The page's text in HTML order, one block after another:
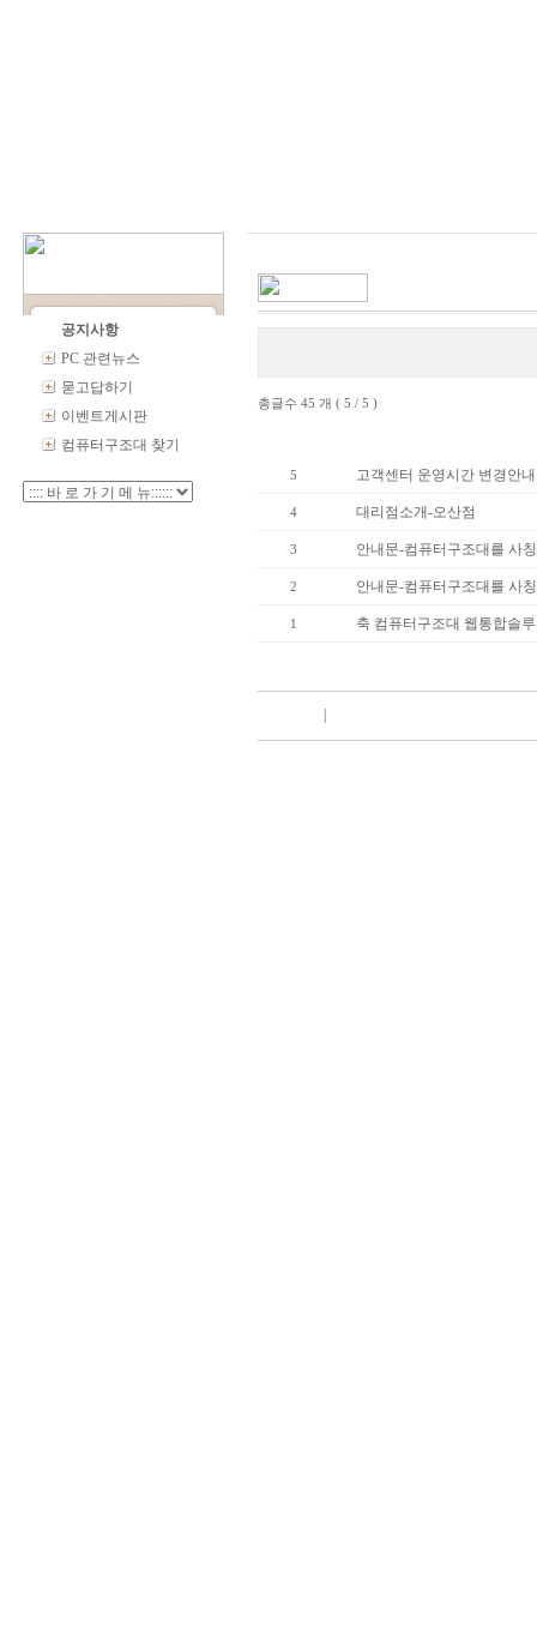
공지사항
PC 관련뉴스
묻고답하기
이벤트게시판
컴퓨터구조대 찾기
총글수 45 개 ( 5 / 5 )
5 고객센터 운영시간 변경안내
4 대리점소개-오산점
3 안내문-컴퓨터구조대를 사
2 안내문-컴퓨터구조대를 사
1 축 컴퓨터구조대 웹통합솔